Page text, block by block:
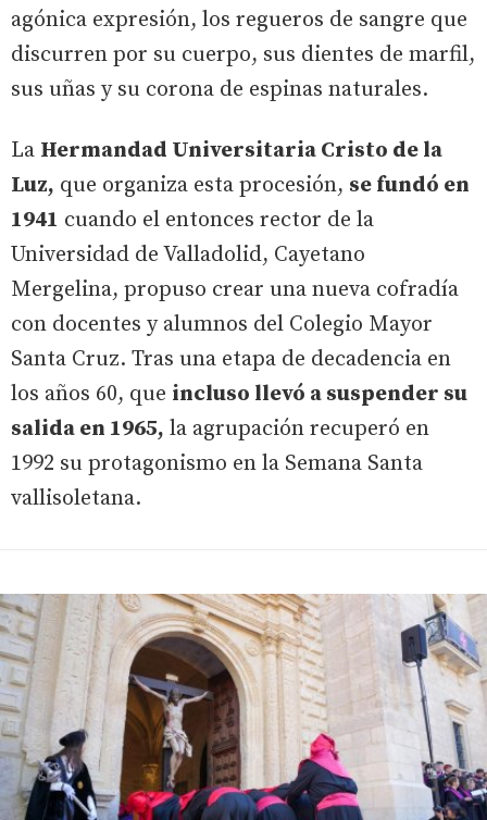
agónica expresión, los regueros de sangre que
discurren por su cuerpo, sus dientes de marfil,
sus uñas y su corona de espinas naturales.
La Hermandad Universitaria Cristo de la
Luz, que organiza esta procesión, se fundó en
1941 cuando el entonces rector de la
Universidad de Valladolid, Cayetano
Mergelina, propuso crear una nueva cofradía
con docentes y alumnos del Colegio Mayor
Santa Cruz. Tras una etapa de decadencia en
los años 60, que incluso llevó a suspender su
salida en 1965, la agrupación recuperó en
1992 su protagonismo en la Semana Santa
vallisoletana.